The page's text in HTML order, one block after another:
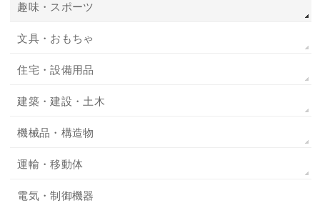
趣味・スポーツ
文具・おもちゃ
住宅・設備用品
建築・建設・土木
機械品・構造物
運輸・移動体
電気・制御機器